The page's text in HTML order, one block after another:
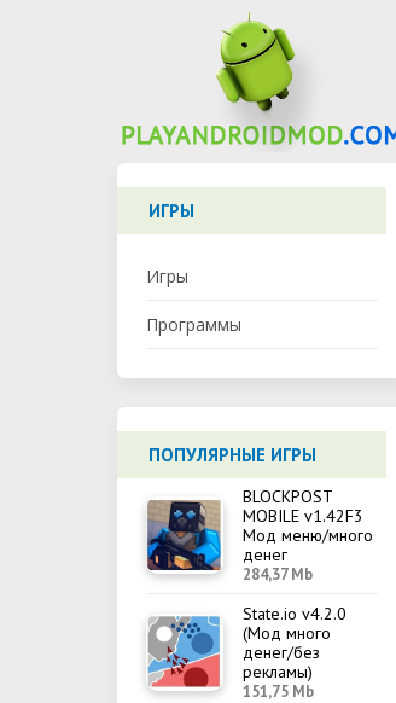
ИГРЫ
Игры
Программы
ПОПУЛЯРНЫЕ ИГРЫ
BLOCKPOST
MOBILE v1.42F3
Мод меню/много
денег
284,37 Mb
State.io v4.2.0
(Мод много
денег/без
рекламы)
151,75 Mb